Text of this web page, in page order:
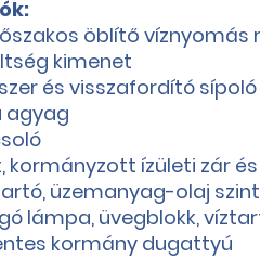
öblítő víznyomás
kimenet
és visszafordító sípoló
agyag
kormányzott ízületi zár
üzemanyag-olaj
lámpa, üvegblokk,
kormány dugattyú